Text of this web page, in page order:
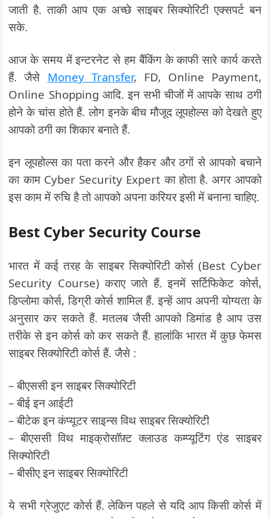
जाती है. ताकी आप एक अच्छे साइबर सिक्योरिटी एक्सपर्ट बन
सके.
आज के समय में इन्टरनेट से हम बैंकिंग के काफी सारे कार्य करते
हैं. जैसे Money Transfer, FD, Online Payment,
Online Shopping आदि. इन सभी चीजों में आपके साथ ठगी
होने के चांस होते हैं. लोग इनके बीच मौजूद लूपहोल्स को देखते हुए
आपको ठगी का शिकार बनाते हैं.
इन लूपहोल्स का पता करने और हैकर और ठगों से आपको बचाने
का काम Cyber Security Expert का होता है. अगर आपको
इस काम में रुचि है तो आपको अपना करियर इसी में बनाना चाहिए.
Best Cyber Security Course
भारत में कई तरह के साइबर सिक्योरिटी कोर्स (Best Cyber
Security Course) कराए जाते हैं. इनमें सर्टिफिकेट कोर्स,
डिप्लोमा कोर्स, डिग्री कोर्स शामिल हैं. इन्हें आप अपनी योग्यता के
अनुसार कर सकते हैं. मतलब जैसी आपको डिमांड है आप उस
तरीके से इन कोर्स को कर सकते हैं. हालांकि भारत में कुछ फेमस
साइबर सिक्योरिटी कोर्स हैं. जैसे :
– बीएससी इन साइबर सिक्योरिटी
– बीई इन आईटी
– बीटेक इन कंप्यूटर साइन्स विथ साइबर सिक्योरिटी
– बीएससी विथ माइक्रोसॉफ़्ट क्लाउड कम्प्यूटिंग एंड साइबर
सिक्योरिटी
– बीसीए इन साइबर सिक्योरिटी
ये सभी ग्रेजुएट कोर्स हैं. लेकिन पहले से यदि आप किसी कोर्स में